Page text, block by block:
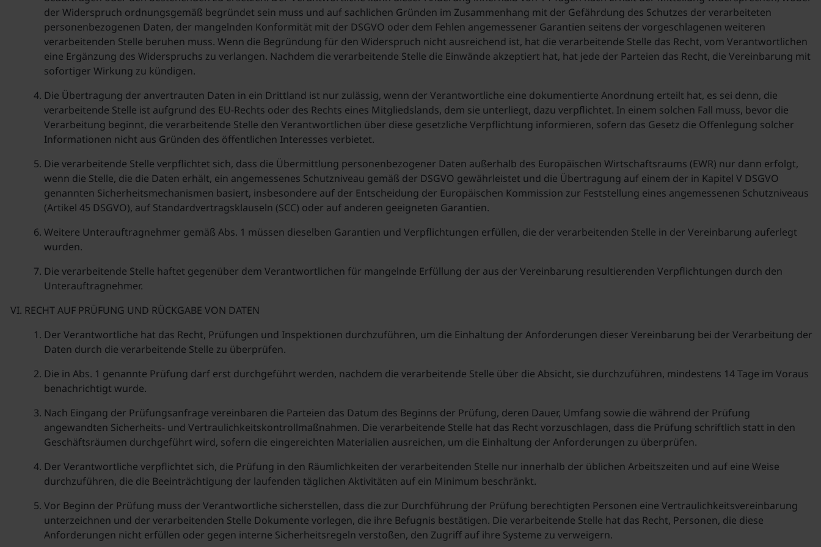
der Widerspruch ordnungsgemäß begründet sein muss und auf sachlichen Gründen im Zusammenhang mit der Gefährdung des Schutzes der verarbeiteten
personenbezogenen Daten, der mangelnden Konformität mit der DSGVO oder dem Fehlen angemessener Garantien seitens der vorgeschlagenen weiteren
verarbeitenden Stelle beruhen muss. Wenn die Begründung für den Widerspruch nicht ausreichend ist, hat die verarbeitende Stelle das Recht, vom Verantwortlichen
eine Ergänzung des Widerspruchs zu verlangen. Nachdem die verarbeitende Stelle die Einwände akzeptiert hat, hat jede der Parteien das Recht, die Vereinbarung mit
sofortiger Wirkung zu kündigen.
Die Übertragung der anvertrauten Daten in ein Drittland ist nur zulässig, wenn der Verantwortliche eine dokumentierte Anordnung erteilt hat, es sei denn, die
verarbeitende Stelle ist aufgrund des EU-Rechts oder des Rechts eines Mitgliedslands, dem sie unterliegt, dazu verpflichtet. In einem solchen Fall muss, bevor die
Verarbeitung beginnt, die verarbeitende Stelle den Verantwortlichen über diese gesetzliche Verpflichtung informieren, sofern das Gesetz die Offenlegung solcher
Informationen nicht aus Gründen des öffentlichen Interesses verbietet.
Die verarbeitende Stelle verpflichtet sich, dass die Übermittlung personenbezogener Daten außerhalb des Europäischen Wirtschaftsraums (EWR) nur dann erfolgt,
wenn die Stelle, die die Daten erhält, ein angemessenes Schutzniveau gemäß der DSGVO gewährleistet und die Übertragung auf einem der in Kapitel V DSGVO
genannten Sicherheitsmechanismen basiert, insbesondere auf der Entscheidung der Europäischen Kommission zur Feststellung eines angemessenen Schutzniveaus
(Artikel 45 DSGVO), auf Standardvertragsklauseln (SCC) oder auf anderen geeigneten Garantien.
Weitere Unterauftragnehmer gemäß Abs. 1 müssen dieselben Garantien und Verpflichtungen erfüllen, die der verarbeitenden Stelle in der Vereinbarung auferlegt
wurden.
Die verarbeitende Stelle haftet gegenüber dem Verantwortlichen für mangelnde Erfüllung der aus der Vereinbarung resultierenden Verpflichtungen durch den
Unterauftragnehmer.
RECHT AUF PRÜFUNG UND RÜCKGABE VON DATEN
Der Verantwortliche hat das Recht, Prüfungen und Inspektionen durchzuführen, um die Einhaltung der Anforderungen dieser Vereinbarung bei der Verarbeitung der
Daten durch die verarbeitende Stelle zu überprüfen.
Die in Abs. 1 genannte Prüfung darf erst durchgeführt werden, nachdem die verarbeitende Stelle über die Absicht, sie durchzuführen, mindestens 14 Tage im Voraus
benachrichtigt wurde.
Nach Eingang der Prüfungsanfrage vereinbaren die Parteien das Datum des Beginns der Prüfung, deren Dauer, Umfang sowie die während der Prüfung
angewandten Sicherheits- und Vertraulichkeitskontrollmaßnahmen. Die verarbeitende Stelle hat das Recht vorzuschlagen, dass die Prüfung schriftlich statt in den
Geschäftsräumen durchgeführt wird, sofern die eingereichten Materialien ausreichen, um die Einhaltung der Anforderungen zu überprüfen.
Der Verantwortliche verpflichtet sich, die Prüfung in den Räumlichkeiten der verarbeitenden Stelle nur innerhalb der üblichen Arbeitszeiten und auf eine Weise
durchzuführen, die die Beeinträchtigung der laufenden täglichen Aktivitäten auf ein Minimum beschränkt.
Vor Beginn der Prüfung muss der Verantwortliche sicherstellen, dass die zur Durchführung der Prüfung berechtigten Personen eine Vertraulichkeitsvereinbarung
unterzeichnen und der verarbeitenden Stelle Dokumente vorlegen, die ihre Befugnis bestätigen. Die verarbeitende Stelle hat das Recht, Personen, die diese
Anforderungen nicht erfüllen oder gegen interne Sicherheitsregeln verstoßen, den Zugriff auf ihre Systeme zu verweigern.